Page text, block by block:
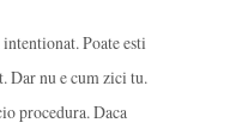
Poate esti
Dar nu e cum zici tu.
procedura. Daca